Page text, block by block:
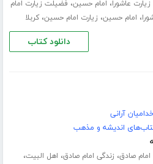
زیارت عاشورا، امام حسین، فضیلت زیارت امام
، امام حسین، زیارت امام حسین،کربلا
دانلود کتاب
آرانی
اندیشه و مذهب
امام صادق، زندگی امام صادق، اهل البیت،